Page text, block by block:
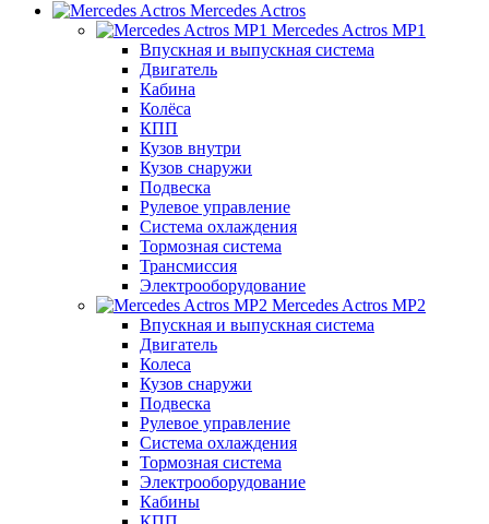
Mercedes Actros
Mercedes Actros MP1
Впускная и выпускная система
Двигатель
Кабина
Колёса
КПП
Кузов внутри
Кузов снаружи
Подвеска
Рулевое управление
Система охлаждения
Тормозная система
Трансмиссия
Электрооборудование
Mercedes Actros MP2
Впускная и выпускная система
Двигатель
Колеса
Кузов снаружи
Подвеска
Рулевое управление
Система охлаждения
Тормозная система
Электрооборудование
Кабины